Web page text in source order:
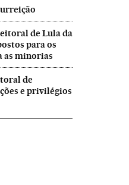
de Lula da
para os
as minorias
de
e privilégios